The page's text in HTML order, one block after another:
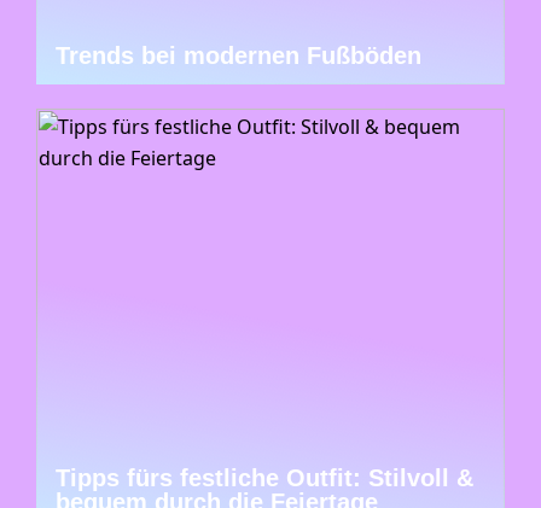
Trends bei modernen Fußböden
Tipps fürs festliche Outfit: Stilvoll &
bequem durch die Feiertage